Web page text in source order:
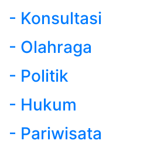
- Konsultasi
- Olahraga
- Politik
- Hukum
- Pariwisata